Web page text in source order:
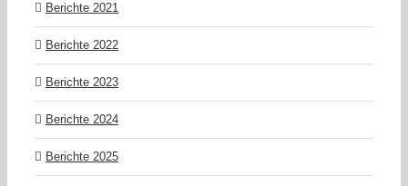
Berichte 2021
Berichte 2022
Berichte 2023
Berichte 2024
Berichte 2025